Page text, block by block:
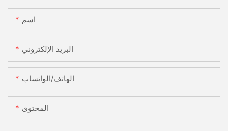
اسم
البريد الإلكتروني
الهاتف/الواتساب
المحتوى